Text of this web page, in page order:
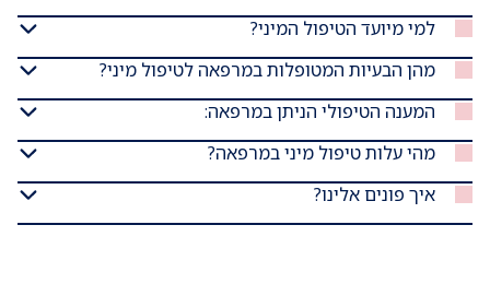
למי מיועד הטיפול המיני?
מהן הבעיות המטופלות במרפאה לטיפול מיני?
המענה הטיפולי הניתן במרפאה:
מהי עלות טיפול מיני במרפאה?
איך פונים אלינו?